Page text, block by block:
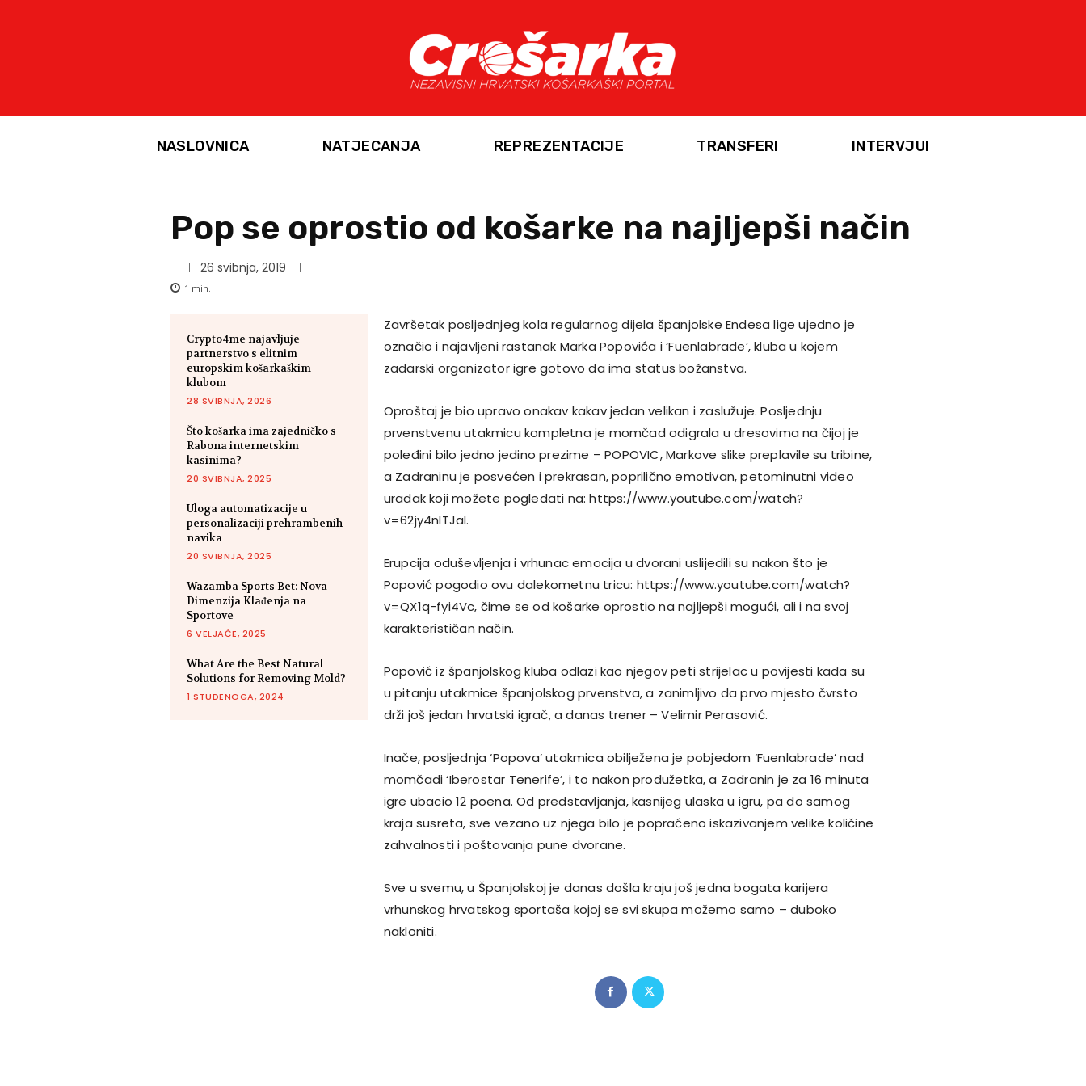
NASLOVNICA NATJECANJA REPREZENTACIJE TRANSFERI INTERVJUI
Pop se oprostio od košarke na najljepši način
26 svibnja, 2019
1 min.
Crypto4me najavljuje
partnerstvo s elitnim
europskim košarkaškim
klubom
28 SVIBNJA, 2026
Što košarka ima zajedničko s
Rabona internetskim
kasinima?
20 SVIBNJA, 2025
Uloga automatizacije u
personalizaciji prehrambenih
navika
20 SVIBNJA, 2025
Wazamba Sports Bet: Nova
Dimenzija Klađenja na
Sportove
6 VELJAČE, 2025
What Are the Best Natural
Solutions for Removing Mold?
1 STUDENOGA, 2024
Završetak posljednjeg kola regularnog dijela španjolske Endesa lige ujedno je
označio i najavljeni rastanak Marka Popovića i ‘Fuenlabrade’, kluba u kojem
zadarski organizator igre gotovo da ima status božanstva.
Oproštaj je bio upravo onakav kakav jedan velikan i zaslužuje. Posljednju
prvenstvenu utakmicu kompletna je momčad odigrala u dresovima na čijoj je
poleđini bilo jedno jedino prezime – POPOVIC, Markove slike preplavile su tribine,
a Zadraninu je posvećen i prekrasan, poprilično emotivan, petominutni video
uradak koji možete pogledati na: https://www.youtube.com/watch?
v=62jy4nITJaI.
Erupcija oduševljenja i vrhunac emocija u dvorani uslijedili su nakon što je
Popović pogodio ovu dalekometnu tricu: https://www.youtube.com/watch?
v=QX1q-fyi4Vc, čime se od košarke oprostio na najljepši mogući, ali i na svoj
karakterističan način.
Popović iz španjolskog kluba odlazi kao njegov peti strijelac u povijesti kada su
u pitanju utakmice španjolskog prvenstva, a zanimljivo da prvo mjesto čvrsto
drži još jedan hrvatski igrač, a danas trener – Velimir Perasović.
Inače, posljednja ‘Popova’ utakmica obilježena je pobjedom ‘Fuenlabrade’ nad
momčadi ‘Iberostar Tenerife’, i to nakon produžetka, a Zadranin je za 16 minuta
igre ubacio 12 poena. Od predstavljanja, kasnijeg ulaska u igru, pa do samog
kraja susreta, sve vezano uz njega bilo je popraćeno iskazivanjem velike količine
zahvalnosti i poštovanja pune dvorane.
Sve u svemu, u Španjolskoj je danas došla kraju još jedna bogata karijera
vrhunskog hrvatskog sportaša kojoj se svi skupa možemo samo – duboko
nakloniti.